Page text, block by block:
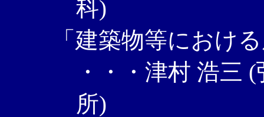
科)
「建築物等におけ
・・・津村 浩三
所)